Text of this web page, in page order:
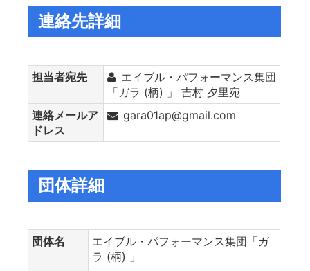
連絡先詳細
担当者宛先
エイブル・パフォーマンス集団
「ガラ (柄) 」 吉村 夕里宛
連絡メールア
ドレス
gara01ap@gmail.com
団体詳細
団体名
エイブル・パフォーマンス集団「ガ
ラ (柄) 」